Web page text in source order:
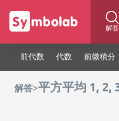
解答
前代数 代数 前微積分
解答>平方平均 1, 2,